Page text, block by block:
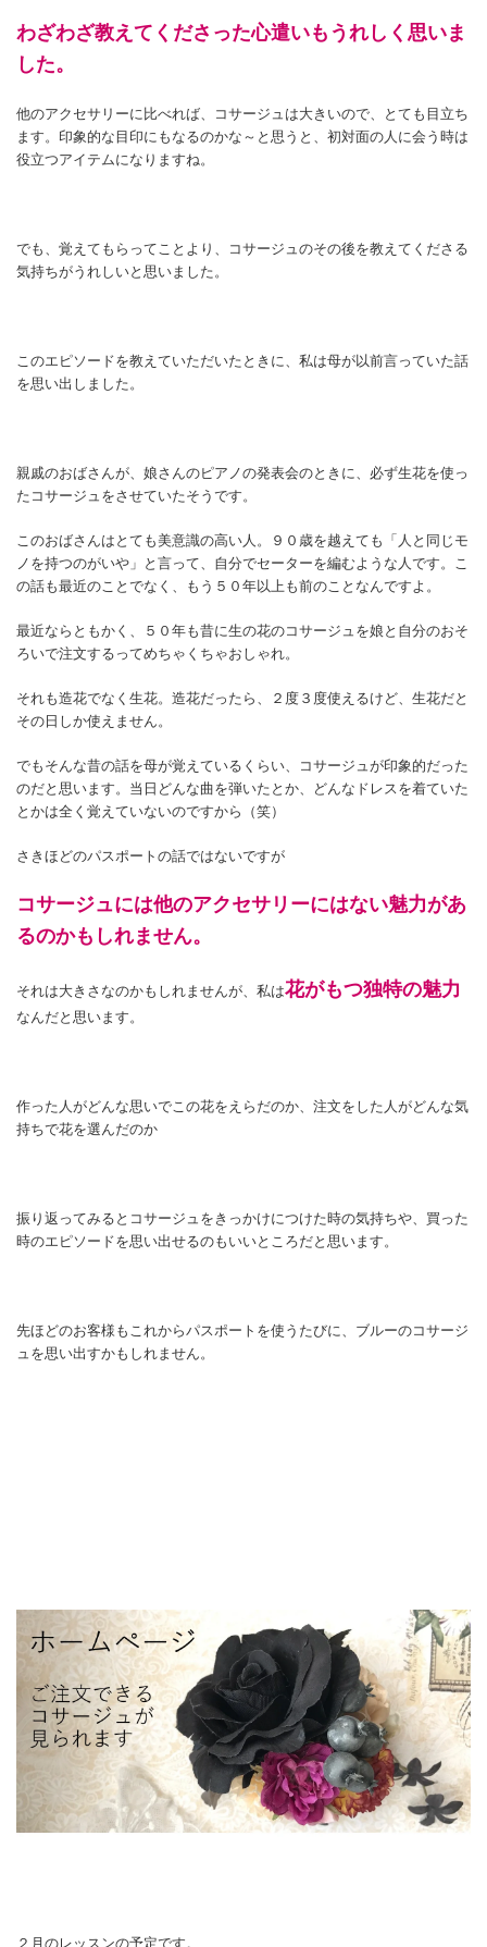
わざわざ教えてくださった心遣いもうれしく思いま
した。
他のアクセサリーに比べれば、コサージュは大きいので、とても目立ち
ます。印象的な目印にもなるのかな～と思うと、初対面の人に会う時は
役立つアイテムになりますね。
でも、覚えてもらってことより、コサージュのその後を教えてくださる
気持ちがうれしいと思いました。
このエピソードを教えていただいたときに、私は母が以前言っていた話
を思い出しました。
親戚のおばさんが、娘さんのピアノの発表会のときに、必ず生花を使っ
たコサージュをさせていたそうです。
このおばさんはとても美意識の高い人。９０歳を越えても「人と同じモ
ノを持つのがいや」と言って、自分でセーターを編むような人です。こ
の話も最近のことでなく、もう５０年以上も前のことなんですよ。
最近ならともかく、５０年も昔に生の花のコサージュを娘と自分のおそ
ろいで注文するってめちゃくちゃおしゃれ。
それも造花でなく生花。造花だったら、２度３度使えるけど、生花だと
その日しか使えません。
でもそんな昔の話を母が覚えているくらい、コサージュが印象的だった
のだと思います。当日どんな曲を弾いたとか、どんなドレスを着ていた
とかは全く覚えていないのですから（笑）
さきほどのパスポートの話ではないですが
コサージュには他のアクセサリーにはない魅力があ
るのかもしれません。
それは大きさなのかもしれませんが、私は花がもつ独特の魅力
なんだと思います。
作った人がどんな思いでこの花をえらだのか、注文をした人がどんな気
持ちで花を選んだのか
振り返ってみるとコサージュをきっかけにつけた時の気持ちや、買った
時のエピソードを思い出せるのもいいところだと思います。
先ほどのお客様もこれからパスポートを使うたびに、ブルーのコサージ
ュを思い出すかもしれません。
２月のレッスンの予定です。